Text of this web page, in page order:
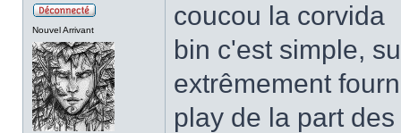
Nouvel Arrivant
coucou la corvida
bin c'est simple,
extrêmement
play de la part